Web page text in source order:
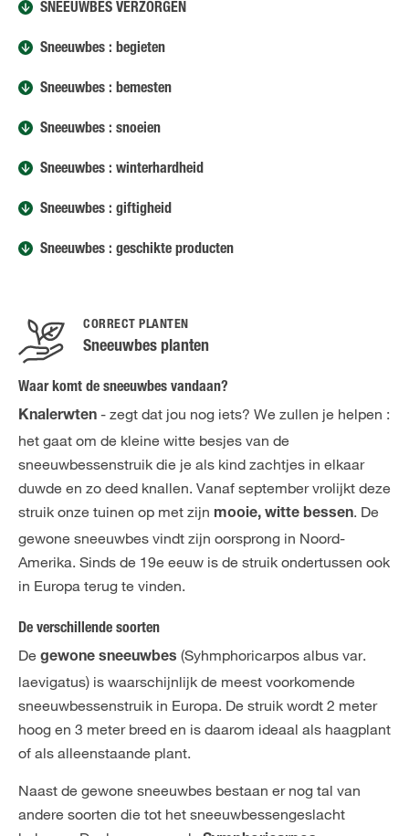
SNEEUWBES VERZORGEN
Sneeuwbes : begieten
Sneeuwbes : bemesten
Sneeuwbes : snoeien
Sneeuwbes : winterhardheid
Sneeuwbes : giftigheid
Sneeuwbes : geschikte producten
CORRECT PLANTEN
Sneeuwbes planten
Waar komt de sneeuwbes vandaan?
Knalerwten - zegt dat jou nog iets? We zullen je helpen :
het gaat om de kleine witte besjes van de
sneeuwbessenstruik die je als kind zachtjes in elkaar
duwde en zo deed knallen. Vanaf september vrolijkt deze
struik onze tuinen op met zijn mooie, witte bessen. De
gewone sneeuwbes vindt zijn oorsprong in Noord-
Amerika. Sinds de 19e eeuw is de struik ondertussen ook
in Europa terug te vinden.
De verschillende soorten
De gewone sneeuwbes (Syhmphoricarpos albus var.
laevigatus) is waarschijnlijk de meest voorkomende
sneeuwbessenstruik in Europa. De struik wordt 2 meter
hoog en 3 meter breed en is daarom ideaal als haagplant
of als alleenstaande plant.
Naast de gewone sneeuwbes bestaan er nog tal van
andere soorten die tot het sneeuwbessengeslacht